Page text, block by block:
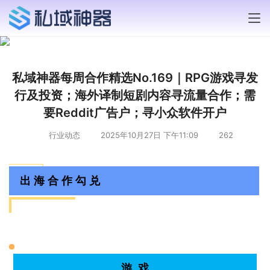
私域神器每周合作精选No.169｜RPG游戏寻发
行及投资；海外译制短剧内容寻流量合作；需
要Reddit广告户；寻小众软件开户
行业动态 2025年10月27日 下午11:09 262
出 海 合 作 勾 兑